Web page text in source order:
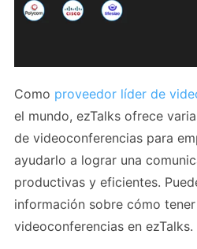
Como proveedor líder de
el mundo, ezTalks ofrece
de videoconferencias para
ayudarlo a lograr una
productivas y eficientes.
información sobre cómo
videoconferencias en ezTalks.